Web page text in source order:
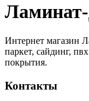
Интернет магазин
паркет, сайдинг,
покрытия.
Контакты